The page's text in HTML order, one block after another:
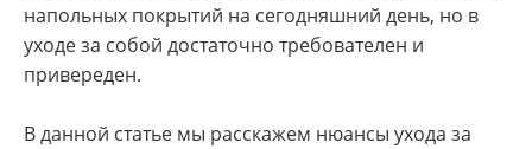
напольных покрытий на сегодняшний день, но в
уходе за собой достаточно требователен и
привереден.
В данной статье мы расскажем нюансы ухода за